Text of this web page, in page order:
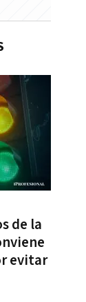
de la
evitar